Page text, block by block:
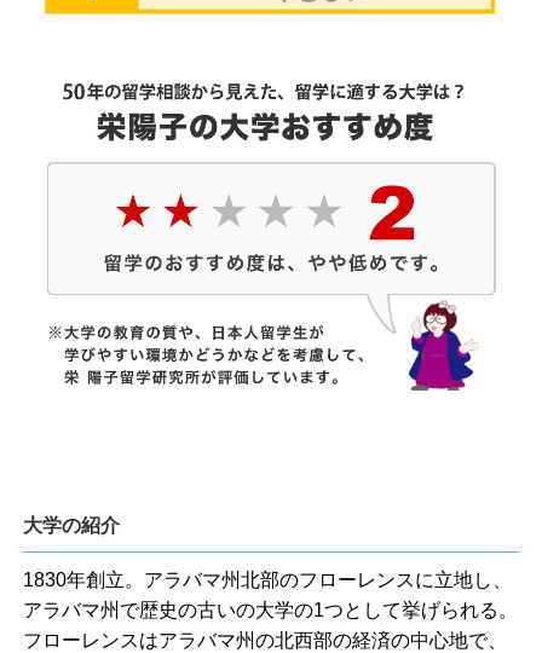
大学の紹介
1830年創立。アラバマ州北部のフローレンスに立地し、
アラバマ州で歴史の古いの大学の1つとして挙げられる。
フローレンスはアラバマ州の北西部の経済の中心地で、